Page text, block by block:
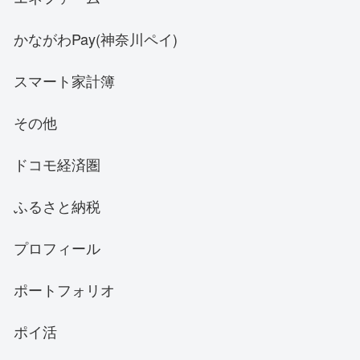
かながわPay(神奈川ペイ)
スマート家計簿
その他
ドコモ経済圏
ふるさと納税
プロフィール
ポートフォリオ
ポイ活